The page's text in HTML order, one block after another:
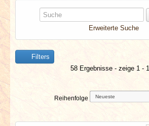
NEUESTE ARTIKEL
NEWS & DATES
BERICHTE
Erweiterte Suche
Filters
58 Ergebnisse - zeige 1 -
Reihenfolge